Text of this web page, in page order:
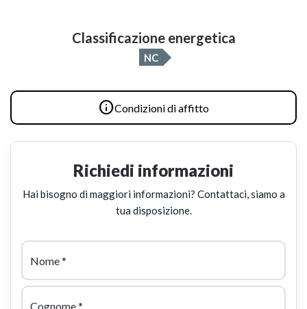
Classificazione energetica
NC
Condizioni di affitto
Richiedi informazioni
Hai bisogno di maggiori informazioni? Contattaci, siamo a
tua disposizione.
Nome*
Cognome*